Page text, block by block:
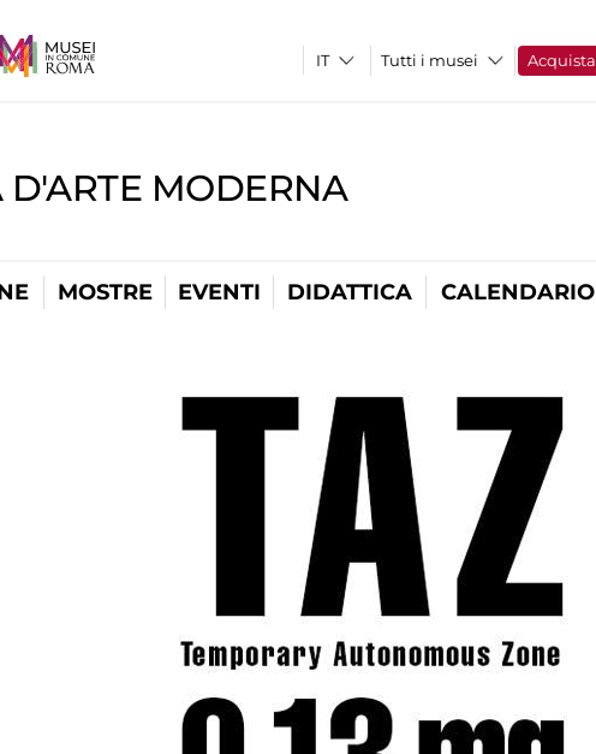
Tutti i musei Acquista
D'ARTE MODERNA
MOSTRE EVENTI DIDATTICA CALENDARIO